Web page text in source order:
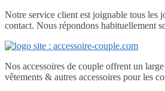
Notre service client est joignable tous les
contact. Nous répondons habituellement
Nos accessoires de couple offrent un
vêtements & autres accessoires pour les